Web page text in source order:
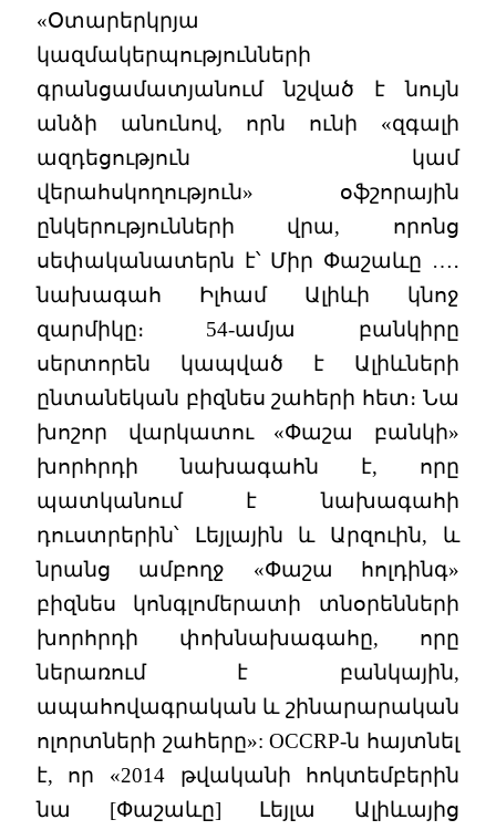
«Օտարերկրյա
կազմակերպությունների
գրանցամատյանում նշված է նույն
անձի անունով, որն ունի «զգալի
ազդեցություն կամ
վերահսկողություն» օֆշորային
ընկերությունների վրա, որոնց
սեփականատերն է՝ Միր Փաշաևը …․
նախագահ Իլհամ Ալիևի կնոջ
զարմիկը։ 54-ամյա բանկիրը
սերտորեն կապված է Ալիևների
ընտանեկան բիզնես շահերի հետ։ Նա
խոշոր վարկատու «Փաշա բանկի»
խորհրդի նախագահն է, որը
պատկանում է նախագահի
դուստրերին՝ Լեյլային և Արզուին, և
նրանց ամբողջ «Փաշա հոլդինգ»
բիզնես կոնգլոմերատի տնօրենների
խորհրդի փոխնախագահը, որը
ներառում է բանկային,
ապահովագրական և շինարարական
ոլորտների շահերը»: OCCRP-ն հայտնել
է, որ «2014 թվականի հոկտեմբերին
նա [Փաշաևը] Լեյլա Ալիևայից